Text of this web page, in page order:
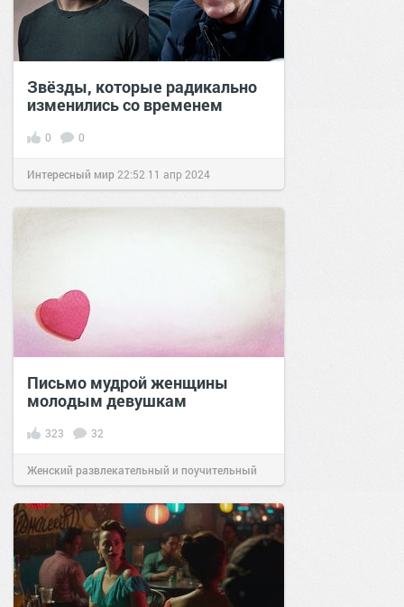
Звёзды, которые радикально
изменились со временем
0 0
Интересный мир 22:52 11 апр 2024
Письмо мудрой женщины
молодым девушкам
323 32
Женский развлекательный и поучительный
сайт.18:3013 ноя 2020